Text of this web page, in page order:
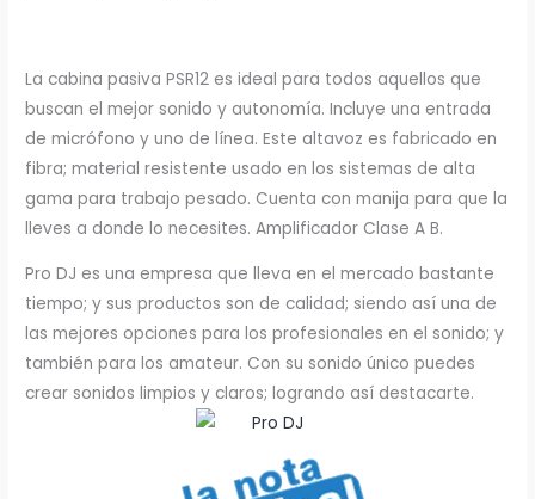
La cabina pasiva PSR12 es ideal para todos aquellos que
buscan el mejor sonido y autonomía. Incluye una entrada
de micrófono y uno de línea. Este altavoz es fabricado en
fibra; material resistente usado en los sistemas de alta
gama para trabajo pesado. Cuenta con manija para que la
lleves a donde lo necesites. Amplificador Clase A B.
Pro DJ es una empresa que lleva en el mercado bastante
tiempo; y sus productos son de calidad; siendo así una de
las mejores opciones para los profesionales en el sonido; y
también para los amateur. Con su sonido único puedes
crear sonidos limpios y claros; logrando así destacarte.